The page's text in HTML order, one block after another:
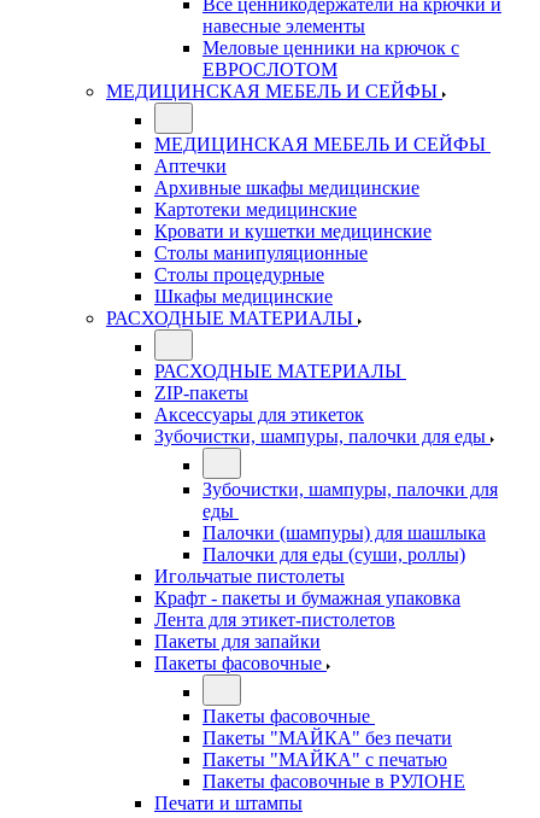
Все ценникодержатели на крючки и
навесные элементы
Меловые ценники на крючок с
ЕВРОСЛОТОМ
МЕДИЦИНСКАЯ МЕБЕЛЬ И СЕЙФЫ
МЕДИЦИНСКАЯ МЕБЕЛЬ И СЕЙФЫ
Аптечки
Архивные шкафы медицинские
Картотеки медицинские
Кровати и кушетки медицинские
Столы манипуляционные
Столы процедурные
Шкафы медицинские
РАСХОДНЫЕ МАТЕРИАЛЫ
РАСХОДНЫЕ МАТЕРИАЛЫ
ZIP-пакеты
Аксессуары для этикеток
Зубочистки, шампуры, палочки для еды
Зубочистки, шампуры, палочки для
еды
Палочки (шампуры) для шашлыка
Палочки для еды (суши, роллы)
Игольчатые пистолеты
Крафт - пакеты и бумажная упаковка
Лента для этикет-пистолетов
Пакеты для запайки
Пакеты фасовочные
Пакеты фасовочные
Пакеты "МАЙКА" без печати
Пакеты "МАЙКА" с печатью
Пакеты фасовочные в РУЛОНЕ
Печати и штампы